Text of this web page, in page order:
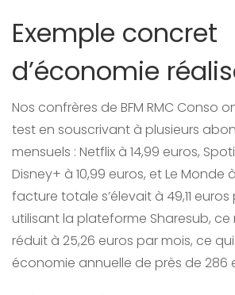
Exemple concret
d’économie
Nos confrères de BFM RMC Conso
test en souscrivant à plusieurs
mensuels : Netflix à 14,99 euros,
Disney+ à 10,99 euros, et Le Monde
facture totale s’élevait à 49,11 euros
utilisant la plateforme Sharesub,
réduit à 25,26 euros par mois, ce
économie annuelle de près de 286